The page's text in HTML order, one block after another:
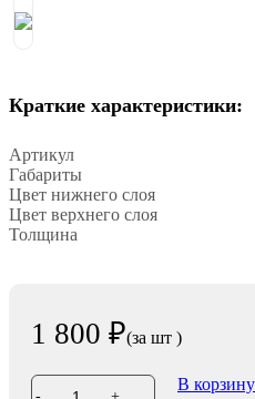
Краткие характеристики:
Артикул
Габариты
Цвет нижнего слоя
Цвет верхнего слоя
Толщина
1 800 ₽(за шт )
В корзину